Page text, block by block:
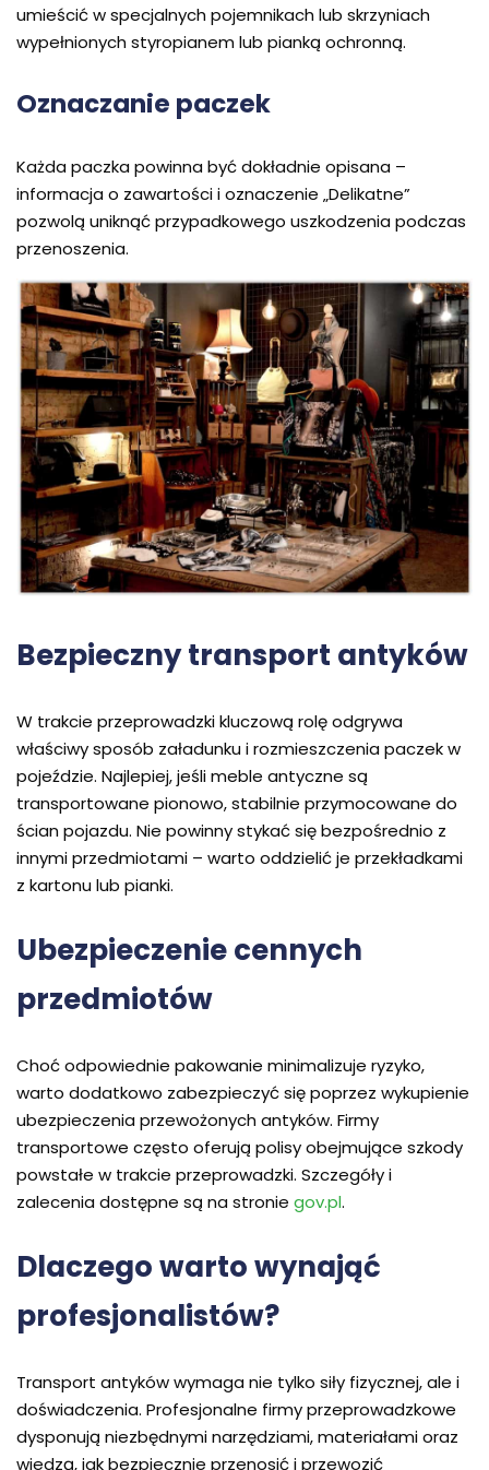
umieścić w specjalnych pojemnikach lub skrzyniach
wypełnionych styropianem lub pianką ochronną.
Oznaczanie paczek
Każda paczka powinna być dokładnie opisana –
informacja o zawartości i oznaczenie „Delikatne”
pozwolą uniknąć przypadkowego uszkodzenia podczas
przenoszenia.
Bezpieczny transport antyków
W trakcie przeprowadzki kluczową rolę odgrywa
właściwy sposób załadunku i rozmieszczenia paczek w
pojeździe. Najlepiej, jeśli meble antyczne są
transportowane pionowo, stabilnie przymocowane do
ścian pojazdu. Nie powinny stykać się bezpośrednio z
innymi przedmiotami – warto oddzielić je przekładkami
z kartonu lub pianki.
Ubezpieczenie cennych
przedmiotów
Choć odpowiednie pakowanie minimalizuje ryzyko,
warto dodatkowo zabezpieczyć się poprzez wykupienie
ubezpieczenia przewożonych antyków. Firmy
transportowe często oferują polisy obejmujące szkody
powstałe w trakcie przeprowadzki. Szczegóły i
zalecenia dostępne są na stronie gov.pl.
Dlaczego warto wynająć
profesjonalistów?
Transport antyków wymaga nie tylko siły fizycznej, ale i
doświadczenia. Profesjonalne firmy przeprowadzkowe
dysponują niezbędnymi narzędziami, materiałami oraz
wiedzą, jak bezpiecznie przenosić i przewozić